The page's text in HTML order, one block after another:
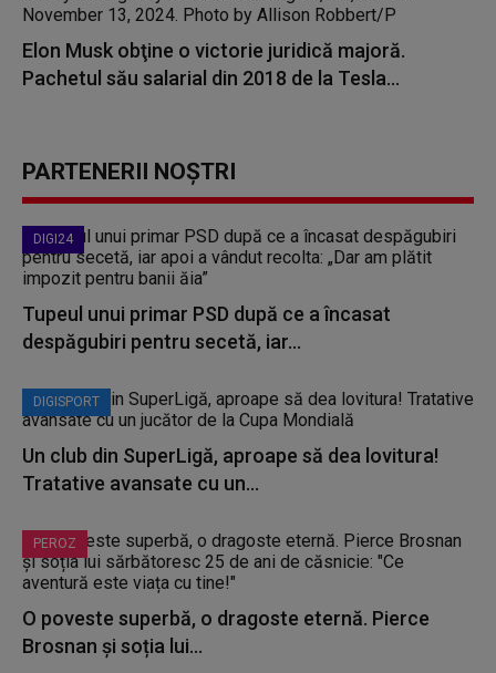
Elon Musk obţine o victorie juridică majoră.
Pachetul său salarial din 2018 de la Tesla...
PARTENERII NOȘTRI
DIGI24
Tupeul unui primar PSD după ce a încasat
despăgubiri pentru secetă, iar...
DIGISPORT
Un club din SuperLigă, aproape să dea lovitura!
Tratative avansate cu un...
PEROZ
O poveste superbă, o dragoste eternă. Pierce
Brosnan și soția lui...